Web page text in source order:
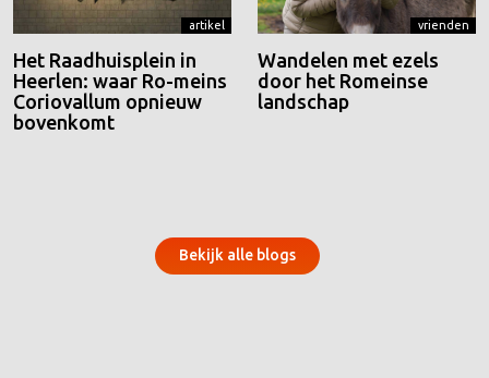
artikel
Het Raadhuisplein in
Heerlen: waar Ro-meins
Coriovallum opnieuw
bovenkomt
vrienden
Wandelen met ezels
door het Romeinse
landschap
Bekijk alle blogs